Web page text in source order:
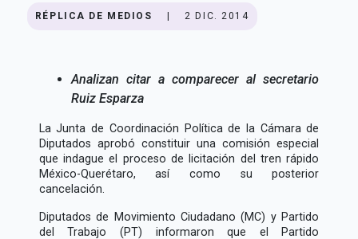
RÉPLICA DE MEDIOS 2 DIC. 2014
Analizan citar a comparecer al secretario
Ruiz Esparza
La Junta de Coordinación Política de la Cámara de
Diputados aprobó constituir una comisión especial
que indague el proceso de licitación del tren rápido
México-Querétaro, así como su posterior
cancelación.
Diputados de Movimiento Ciudadano (MC) y Partido
del Trabajo (PT) informaron que el Partido